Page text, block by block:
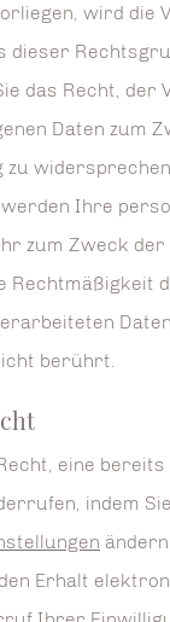
wird die
dieser
das Recht,
Daten zum
Ihre
zum Zweck
Rechtmäßigkeit
berührt.
eine
indem
Erhalt